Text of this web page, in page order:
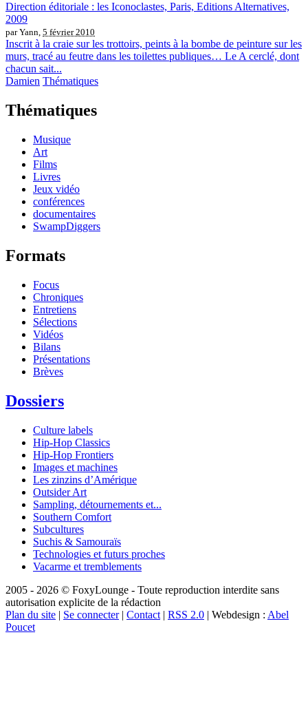
Direction éditoriale : les Iconoclastes, Paris, Editions Alternatives,
2009
par Yann, 5 février 2010
Inscrit à la craie sur les trottoirs, peints à la bombe de peinture sur les
murs, tracé au feutre dans les toilettes publiques… Le A cerclé, dont
chacun sait...
Damien Thématiques
Thématiques
Musique
Art
Films
Livres
Jeux vidéo
conférences
documentaires
SwampDiggers
Formats
Focus
Chroniques
Entretiens
Sélections
Vidéos
Bilans
Présentations
Brèves
Dossiers
Culture labels
Hip-Hop Classics
Hip-Hop Frontiers
Images et machines
Les zinzins d’Amérique
Outsider Art
Sampling, détournements et...
Southern Comfort
Subcultures
Suchis & Samouraïs
Technologies et futurs proches
Vacarme et tremblements
2005 - 2026 © FoxyLounge - Toute reproduction interdite sans
autorisation explicite de la rédaction
Plan du site | Se connecter| Contact | RSS 2.0 | Webdesign : Abel
Poucet